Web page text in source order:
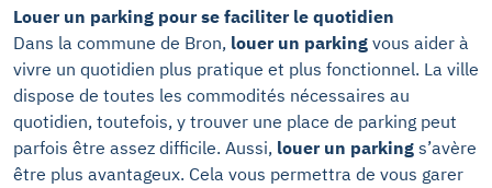
Louer un parking pour se faciliter le quotidien
Dans la commune de Bron, louer un parking vous aider à
vivre un quotidien plus pratique et plus fonctionnel. La ville
dispose de toutes les commodités nécessaires au
quotidien, toutefois, y trouver une place de parking peut
parfois être assez difficile. Aussi, louer un parking s’avère
être plus avantageux. Cela vous permettra de vous garer